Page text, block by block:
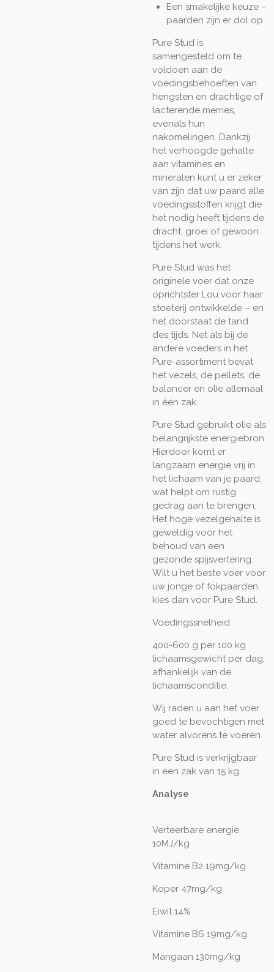
Een smakelijke keuze –
paarden zijn er dol op
Pure Stud is
samengesteld om te
voldoen aan de
voedingsbehoeften van
hengsten en drachtige of
lacterende merries,
evenals hun
nakomelingen. Dankzij
het verhoogde gehalte
aan vitamines en
mineralen kunt u er zeker
van zijn dat uw paard alle
voedingsstoffen krijgt die
het nodig heeft tijdens de
dracht, groei of gewoon
tijdens het werk.
Pure Stud was het
originele voer dat onze
oprichtster Lou voor haar
stoeterij ontwikkelde – en
het doorstaat de tand
des tijds. Net als bij de
andere voeders in het
Pure-assortiment bevat
het vezels, de pellets, de
balancer en olie allemaal
in één zak.
Pure Stud gebruikt olie als
belangrijkste energiebron.
Hierdoor komt er
langzaam energie vrij in
het lichaam van je paard,
wat helpt om rustig
gedrag aan te brengen.
Het hoge vezelgehalte is
geweldig voor het
behoud van een
gezonde spijsvertering.
Wilt u het beste voer voor
uw jonge of fokpaarden,
kies dan voor Pure Stud.
Voedingssnelheid:
400-600 g per 100 kg
lichaamsgewicht per dag,
afhankelijk van de
lichaamsconditie.
Wij raden u aan het voer
goed te bevochtigen met
water alvorens te voeren.
Pure Stud is verkrijgbaar
in een zak van 15 kg.
Analyse
Verteerbare energie
10MJ/kg
Vitamine B2 19mg/kg
Koper 47mg/kg
Eiwit 14%
Vitamine B6 19mg/kg
Mangaan 130mg/kg